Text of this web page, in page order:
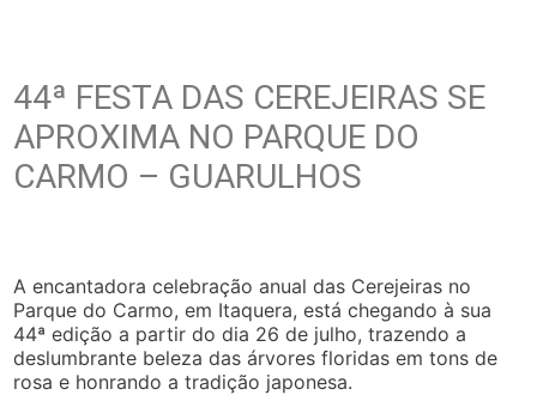
44ª FESTA DAS CEREJEIRAS SE
APROXIMA NO PARQUE DO
CARMO – GUARULHOS
A encantadora celebração anual das Cerejeiras no
Parque do Carmo, em Itaquera, está chegando à sua
44ª edição a partir do dia 26 de julho, trazendo a
deslumbrante beleza das árvores floridas em tons de
rosa e honrando a tradição japonesa.